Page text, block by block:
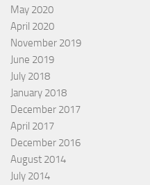
May 2020
April 2020
November 2019
June 2019
July 2018
January 2018
December 2017
April 2017
December 2016
August 2014
July 2014